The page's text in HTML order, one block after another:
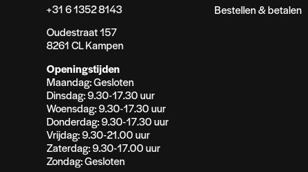
+31 6 1352 8143
Oudestraat 157
8261 CL Kampen
Openingstijden
Maandag: Gesloten
Dinsdag: 9.30-17.30 uur
Woensdag: 9.30-17.30 uur
Donderdag: 9.30-17.30 uur
Vrijdag: 9.30-21.00 uur
Zaterdag: 9.30-17.00 uur
Zondag: Gesloten
Bestellen & betalen